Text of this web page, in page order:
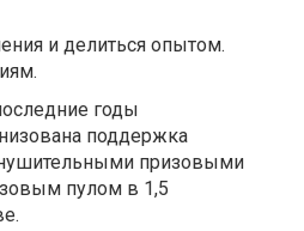
и делиться опытом.
годы
поддержка
призовыми
пулом в 1,5